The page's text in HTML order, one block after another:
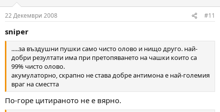
s
22 Декември 2008 #11
sniper
.....за въздушни пушки само чисто олово и нищо друго. най-
добри резултати има при претопяването на чашки които са
99% чисто олово.
акумулаторно, скрапно не става добре антимона е най-големия
враг на сместта
По-горе цитираното не е вярно.